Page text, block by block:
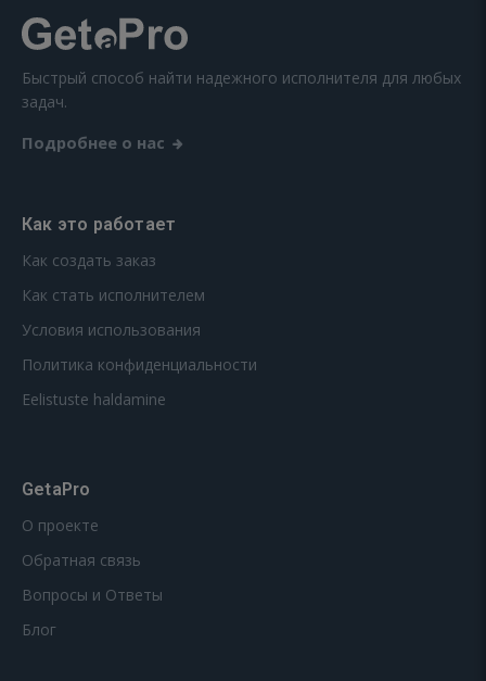
Быстрый способ найти надежного исполнителя для любых
задач.
Подробнее о нас
Как это работает
Как создать заказ
Как стать исполнителем
Условия использования
Политика конфиденциальности
Eelistuste haldamine
GetaPro
О проекте
Обратная связь
Вопросы и Ответы
Блог